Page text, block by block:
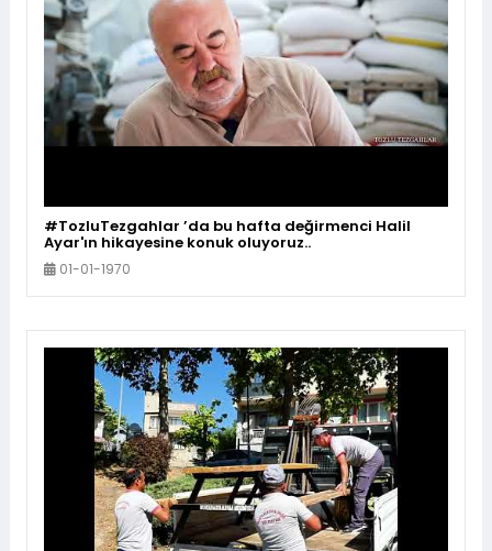
#TozluTezgahlar ’da bu hafta değirmenci Halil
Ayar'ın hikayesine konuk oluyoruz..
01-01-1970